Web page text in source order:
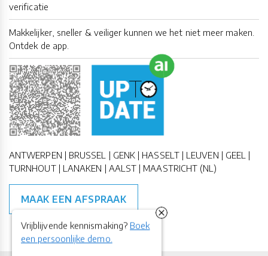
verificatie
Makkelijker, sneller & veiliger kunnen we het niet meer maken.
Ontdek de app.
ANTWERPEN | BRUSSEL | GENK | HASSELT | LEUVEN | GEEL |
TURNHOUT | LANAKEN | AALST | MAASTRICHT (NL)
MAAK EEN AFSPRAAK
Vrijblijvende kennismaking?Boek
een persoonlijke demo.